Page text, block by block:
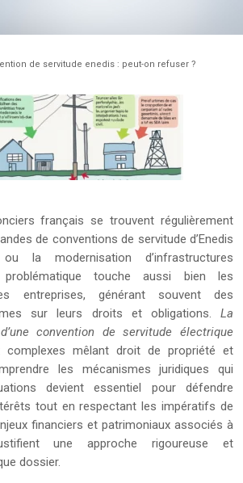
de servitude enedis : peut-on refuser ?
français se trouvent régulièrement
de conventions de servitude d’Enedis
la modernisation d’infrastructures
problématique touche aussi bien les
entreprises, générant souvent des
sur leurs droits et obligations. La
convention de servitude électrique
complexes mêlant droit de propriété et
les mécanismes juridiques qui
devient essentiel pour défendre
tout en respectant les impératifs de
financiers et patrimoniaux associés à
une approche rigoureuse et
dossier.